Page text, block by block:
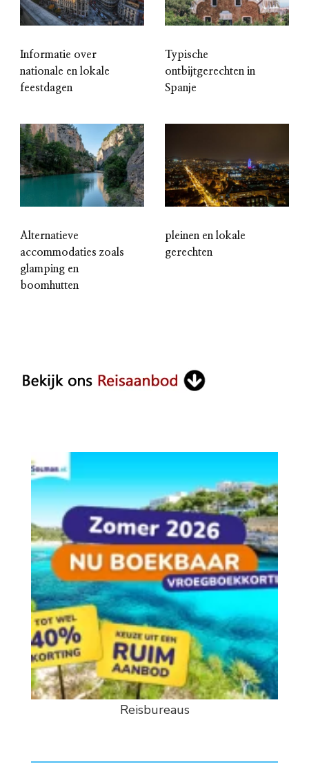
Informatie over
nationale en lokale
feestdagen
Typische
ontbijtgerechten in
Spanje
Alternatieve
accommodaties zoals
glamping en
boomhutten
pleinen en lokale
gerechten
Reisbureaus